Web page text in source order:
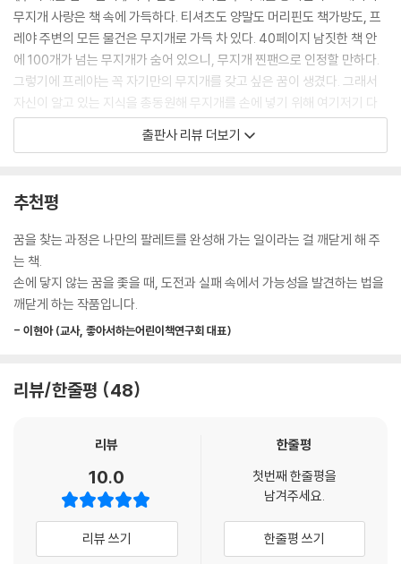
무지개 사랑은 책 속에 가득하다. 티셔츠도 양말도 머리핀도 책가방도, 프
레야 주변의 모든 물건은 무지개로 가득 차 있다. 40페이지 남짓한 책 안
에 100개가 넘는 무지개가 숨어 있으니, 무지개 찐팬으로 인정할 만하다.
그렇기에 프레야는 꼭 자기만의 무지개를 갖고 싶은 꿈이 생겼다. 그래서
자신이 알고 있는 지식을 총동원해 무지개를 손에 넣기 위해 여기저기 다
닌다. 하지만 안타깝게도 찾지 못했고, 직접 만들어 보는 방법까지 실패하
래도 포기하지 않는다. 지치기도 하고, 화가 나기도 하고, 속상하기도 했지
만 이내 실망감을 극복하며 새로운 아이디어를 떠올린다. 현직 초등 교사
이자 좋아서하는어린이책연구회 대표이며 이 책을 번역한 이현아 선생님
은 ‘손에 닿지 않는 꿈을 좇을 때 도전과 실패 속에서 가능성을 발견하는 법
을 알려 주는 작품’이라고 말한다. 이 책을 읽는 아이들이 프레야의 모습을
길 응원한다.
유쾌한 탐구의 여정을
떠나 보아요!
어른에겐 당연한 것을 아이들은 경이로운 시선으로 바라볼 때가 많다. 예
를 들어 나뭇잎이나 돌멩이 하나에도 넋을 잃고 빠져들어 그 속에 담긴 아
름다움을 감상하고, 더 나아가 상상의 나래를 펼치며 이야기를 만들어 내
기도 한다. 그렇기에 자연은 아이들에게 무한한 탐험 놀이를 할 수 있는 장
소이다. 프레야가 무지개의 모든 색을 정원에서 보물찾기하듯 발견한 것처
럼 아이들과 직접 색깔 찾기 탐험을 떠나 보면 어떨까. 가까운 공원이나 놀
출판사 리뷰 더보기
추천평
꿈을 찾는 과정은 나만의 팔레트를 완성해 가는 일이라는 걸 깨닫게 해 주
는 책.
손에 닿지 않는 꿈을 좇을 때, 도전과 실패 속에서 가능성을 발견하는 법을
깨닫게 하는 작품입니다.
- 이현아 (교사, 좋아서하는어린이책연구회 대표)
리뷰/한줄평 48
리뷰
10.0
리뷰 쓰기
한줄평
첫번째 한줄평을
남겨주세요.
한줄평 쓰기